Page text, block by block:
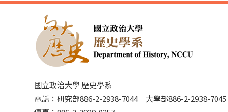
國立政治大學 歷史學系
電話：研究部886-2-2938-7044 大學部886-2-2938-